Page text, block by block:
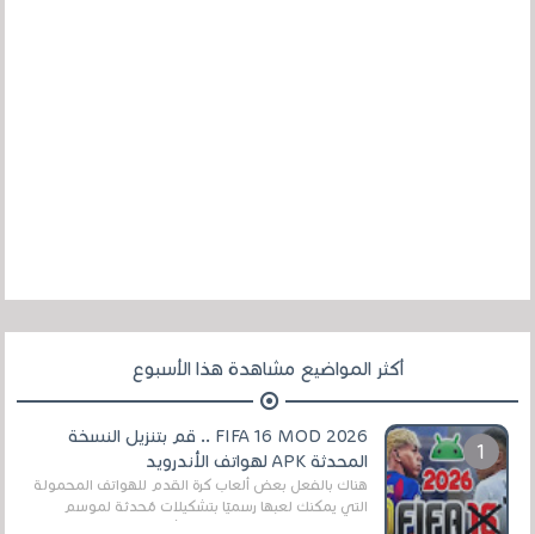
أكثر المواضيع مشاهدة هذا الأسبوع
FIFA 16 MOD 2026 .. قم بتنزيل النسخة
المحدثة APK لهواتف الأندرويد
هناك بالفعل بعض ألعاب كرة القدم للهواتف المحمولة
التي يمكنك لعبها رسميًا بتشكيلات مُحدثة لموسم